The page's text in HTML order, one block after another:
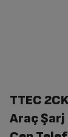
TTEC
Araç Şarj